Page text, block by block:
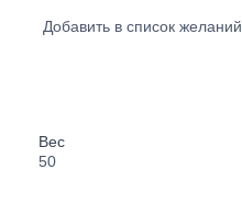
Добавить в список желаний
Вес
50